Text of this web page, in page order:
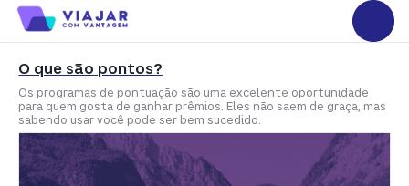
O que são pontos?
Os programas de pontuação são uma excelente oportunidade
para quem gosta de ganhar prêmios. Eles não saem de graça, mas
sabendo usar você pode ser bem sucedido.